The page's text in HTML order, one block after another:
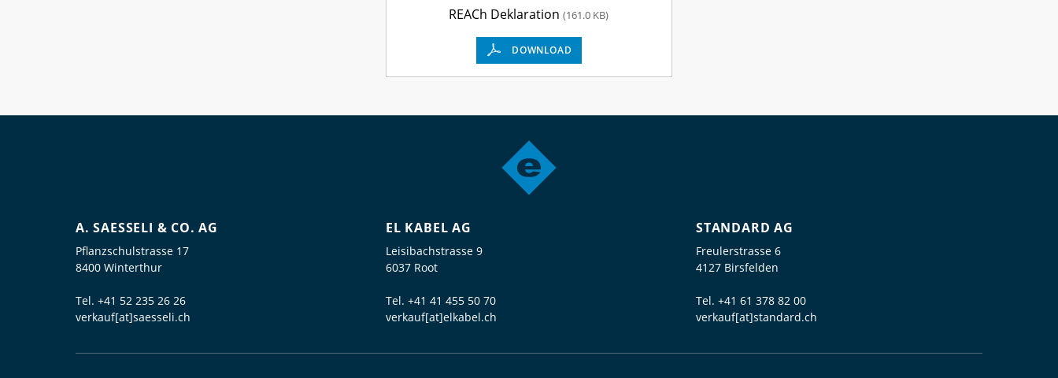
REACh Deklaration(161.0 KB)
DOWNLOAD
A. SAESSELI & CO. AG
Pflanzschulstrasse 17
8400 Winterthur
Tel. +41 52 235 26 26
verkauf[at]saesseli.ch
EL KABEL AG
Leisibachstrasse 9
6037 Root
Tel. +41 41 455 50 70
verkauf[at]elkabel.ch
STANDARD AG
Freulerstrasse 6
4127 Birsfelden
Tel. +41 61 378 82 00
verkauf[at]standard.ch